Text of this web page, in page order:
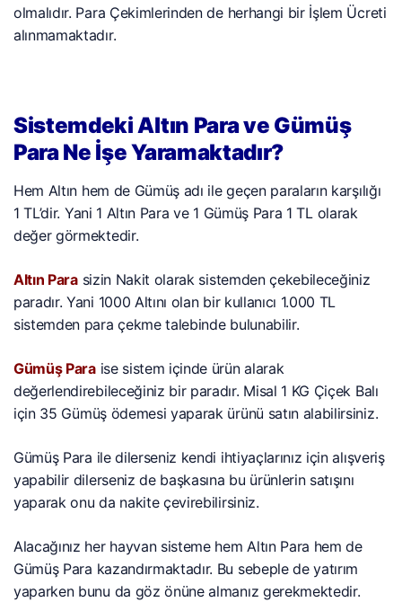
olmalıdır. Para Çekimlerinden de herhangi bir İşlem Ücreti
alınmamaktadır.
Sistemdeki Altın Para ve Gümüş
Para Ne İşe Yaramaktadır?
Hem Altın hem de Gümüş adı ile geçen paraların karşılığı
1 TL’dir. Yani 1 Altın Para ve 1 Gümüş Para 1 TL olarak
değer görmektedir.
Altın Parasizin Nakit olarak sistemden çekebileceğiniz
paradır. Yani 1000 Altını olan bir kullanıcı 1.000 TL
sistemden para çekme talebinde bulunabilir.
Gümüş Para ise sistem içinde ürün alarak
değerlendirebileceğiniz bir paradır. Misal 1 KG Çiçek Balı
için 35 Gümüş ödemesi yaparak ürünü satın alabilirsiniz.
Gümüş Para ile dilerseniz kendi ihtiyaçlarınız için alışveriş
yapabilir dilerseniz de başkasına bu ürünlerin satışını
yaparak onu da nakite çevirebilirsiniz.
Alacağınız her hayvan sisteme hem Altın Para hem de
Gümüş Para kazandırmaktadır. Bu sebeple de yatırım
yaparken bunu da göz önüne almanız gerekmektedir.